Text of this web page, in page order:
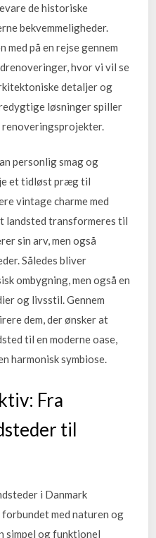
de historiske
bekvemmeligheder.
på en rejse gennem
hvor vi vil se
detaljer og
løsninger spiller
personlig smag og
et tidløst præg til
vintage charme med
landsted transformeres til
sin arv, men også
Således bliver
ombygning, men også en
og livsstil. Gennem
dem, der ønsker at
til en moderne oase,
harmonisk symbiose.
Fra
til
i Danmark
med naturen og
simpel og funktionel